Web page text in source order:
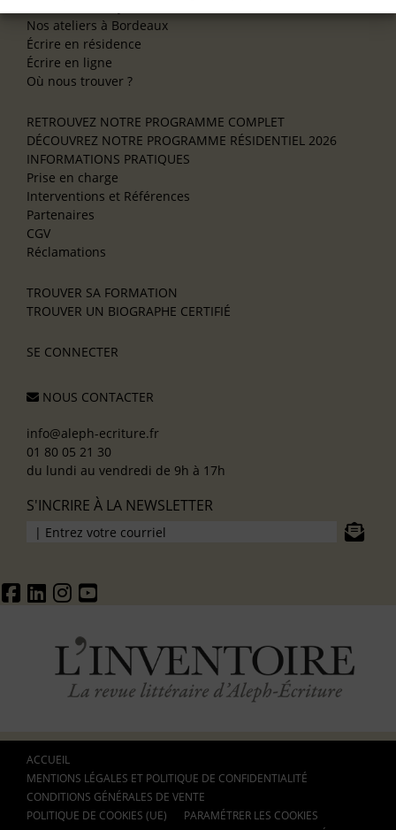
Nos ateliers à Bordeaux
Écrire en résidence
Écrire en ligne
Où nous trouver ?
RETROUVEZ NOTRE PROGRAMME COMPLET
DÉCOUVREZ NOTRE PROGRAMME RÉSIDENTIEL 2026
INFORMATIONS PRATIQUES
Prise en charge
Interventions et Références
Partenaires
CGV
Réclamations
TROUVER SA FORMATION
TROUVER UN BIOGRAPHE CERTIFIÉ
SE CONNECTER
NOUS CONTACTER
info@aleph-ecriture.fr
01 80 05 21 30
du lundi au vendredi de 9h à 17h
S'INCRIRE À LA NEWSLETTER
ACCUEIL
MENTIONS LÉGALES ET POLITIQUE DE CONFIDENTIALITÉ
CONDITIONS GÉNÉRALES DE VENTE
POLITIQUE DE COOKIES (UE)
PARAMÉTRER LES COOKIES